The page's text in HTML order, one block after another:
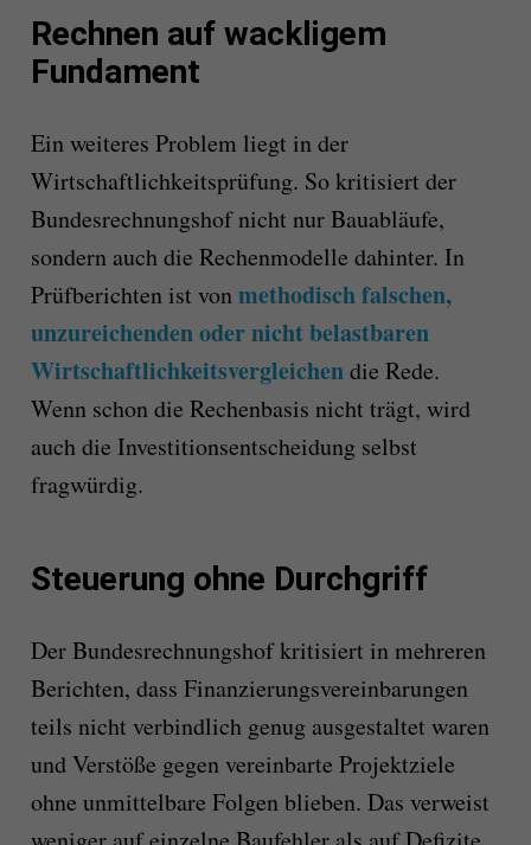
Rechnen auf wackligem
Fundament
Ein weiteres Problem liegt in der
Wirtschaftlichkeitsprüfung. So kritisiert der
Bundesrechnungshof nicht nur Bauabläufe,
sondern auch die Rechenmodelle dahinter. In
Prüfberichten ist vonmethodisch falschen,
unzureichenden oder nicht belastbaren
Wirtschaftlichkeitsvergleichendie Rede.
Wenn schon die Rechenbasis nicht trägt, wird
auch die Investitionsentscheidung selbst
fragwürdig.
Steuerung ohne Durchgriff
Der Bundesrechnungshof kritisiert in mehreren
Berichten, dass Finanzierungsvereinbarungen
teils nicht verbindlich genug ausgestaltet waren
und Verstöße gegen vereinbarte Projektziele
ohne unmittelbare Folgen blieben. Das verweist